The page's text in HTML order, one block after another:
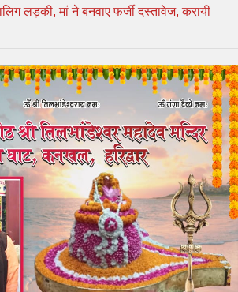
लड़की, मां ने बनवाए फर्जी दस्तावेज, करायी